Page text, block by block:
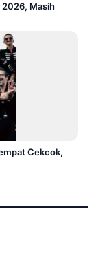
2026, Masih
Cekcok,